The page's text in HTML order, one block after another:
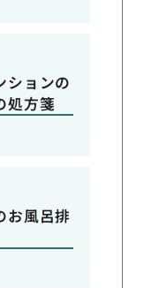
ションの
処方箋
お風呂排